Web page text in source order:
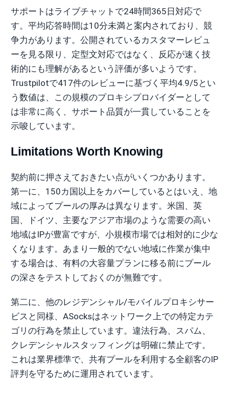
サポートはライブチャットで24時間365日対応で
す。平均応答時間は10分未満と案内されており、競
争力があります。公開されているカスタマーレビュ
ーを見る限り、定型文対応ではなく、反応が速く技
術的にも理解があるという評価が多いようです。
Trustpilotで417件のレビューに基づく平均4.9/5とい
う数値は、この規模のプロキシプロバイダーとして
は非常に高く、サポート品質が一貫していることを
示唆しています。
Limitations Worth Knowing
契約前に押さえておきたい点がいくつかあります。
第一に、150カ国以上をカバーしているとはいえ、地
域によってプールの厚みは異なります。米国、英
国、ドイツ、主要なアジア市場のような需要の高い
地域はIPが豊富ですが、小規模市場では相対的に少な
くなります。あまり一般的でない地域に作業が集中
する場合は、有料の大容量プランに移る前にプール
の深さをテストしておくのが無難です。
第二に、他のレジデンシャル/モバイルプロキシサー
ビスと同様、ASocksはネットワーク上での特定カテ
ゴリの行為を禁止しています。違法行為、スパム、
クレデンシャルスタッフィングは明確に禁止です。
これは業界標準で、共有プールを利用する全顧客のIP
評判を守るために運用されています。